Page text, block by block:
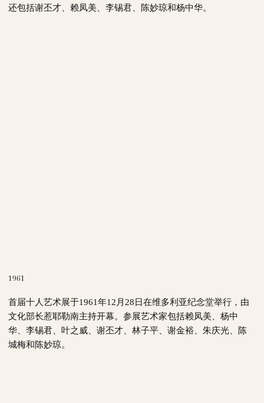
还包括谢丕才、赖凤美、李锡君、陈妙琼和杨中华。
1961
首届十人艺术展于1961年12月28日在维多利亚纪念堂举行，由
文化部长惹耶勒南主持开幕。参展艺术家包括赖凤美、杨中
华、李锡君、叶之威、谢丕才、林子平、谢金裕、朱庆光、陈
城梅和陈妙琼。